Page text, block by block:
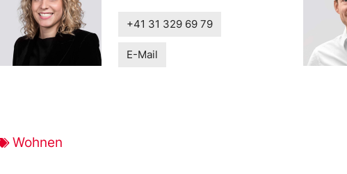
+41 31 329 69 79
E-Mail
Wohnen